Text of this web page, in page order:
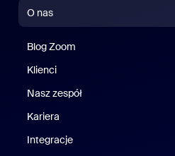
O nas
Blog Zoom
Klienci
Nasz zespół
Kariera
Integracje